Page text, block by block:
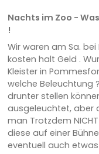
Nachts im Zoo -
!
Wir waren am Sa. bei
kosten halt Geld .
Kleister in
welche Beleuchtung
drunter stellen
ausgeleuchtet, aber
man Trotzdem
diese auf einer
eventuell auch